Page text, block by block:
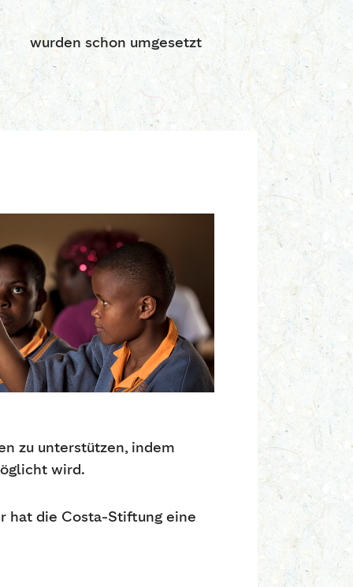
wurden schon umgesetzt
zu unterstützen, indem
wird.
hat die Costa-Stiftung eine